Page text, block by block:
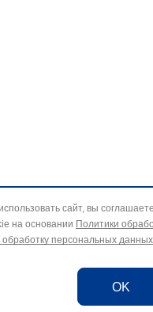
сайт, вы
на основании Политики
обработку персональных данных
OK